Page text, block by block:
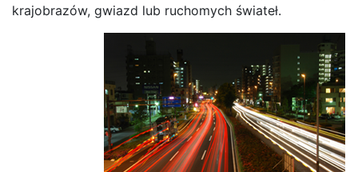
krajobrazów, gwiazd lub ruchomych świateł.